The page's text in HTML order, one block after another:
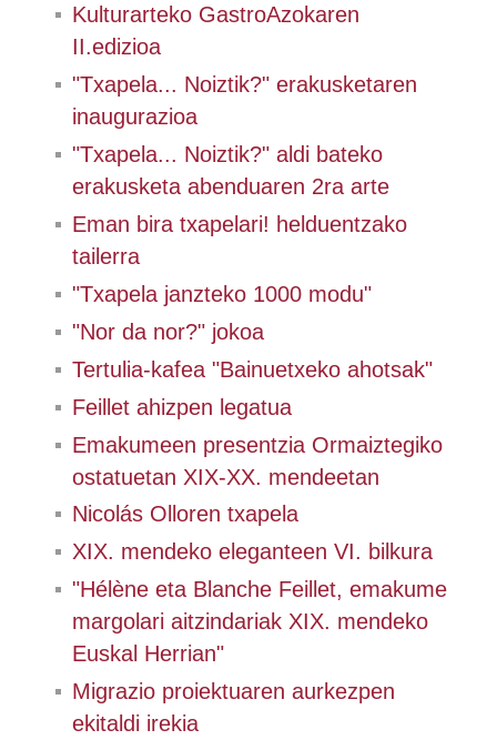
Kulturarteko GastroAzokaren
II.edizioa
"Txapela... Noiztik?" erakusketaren
inaugurazioa
"Txapela... Noiztik?" aldi bateko
erakusketa abenduaren 2ra arte
Eman bira txapelari! helduentzako
tailerra
"Txapela janzteko 1000 modu"
"Nor da nor?" jokoa
Tertulia-kafea "Bainuetxeko ahotsak"
Feillet ahizpen legatua
Emakumeen presentzia Ormaiztegiko
ostatuetan XIX-XX. mendeetan
Nicolás Olloren txapela
XIX. mendeko eleganteen VI. bilkura
"Hélène eta Blanche Feillet, emakume
margolari aitzindariak XIX. mendeko
Euskal Herrian"
Migrazio proiektuaren aurkezpen
ekitaldi irekia